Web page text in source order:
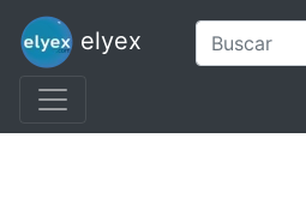
elyex